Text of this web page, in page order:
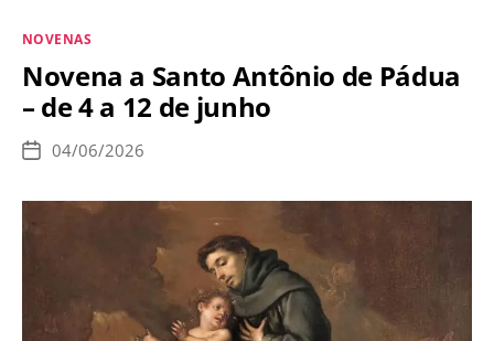
Perpétuo
Socorro
18
de
junho
Categorias
NOVENAS
Novena a Santo Antônio de Pádua
– de 4 a 12 de junho
Data
publicação
04/06/2026